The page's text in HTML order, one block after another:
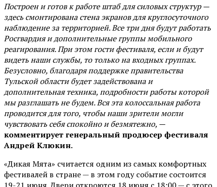
Построен и готов к работе штаб для силовых структур —
здесь смонтирована стена экранов для круглосуточного
наблюдение за территорией. Все три дня будут работать
Росгвардия и дополнительные группы мобильного
реагирования. При этом гости фестиваля, если и будут
видеть наши службы, то только на входных группах.
Безусловно, благодаря поддержке правительства
Тульской области будет задействована и
дополнительная техника, подробности работы которой
мы разглашать не будем. Вся эта колоссальная работа
проводится для того, чтобы наши зрители могли
чувствовать себя спокойно и безмятежно, —
комментирует генеральный продюсер фестиваля
Андрей Клюкин.
«Дикая Мята» считается одним из самых комфортных
фестивалей в стране — в этом году событие состоится